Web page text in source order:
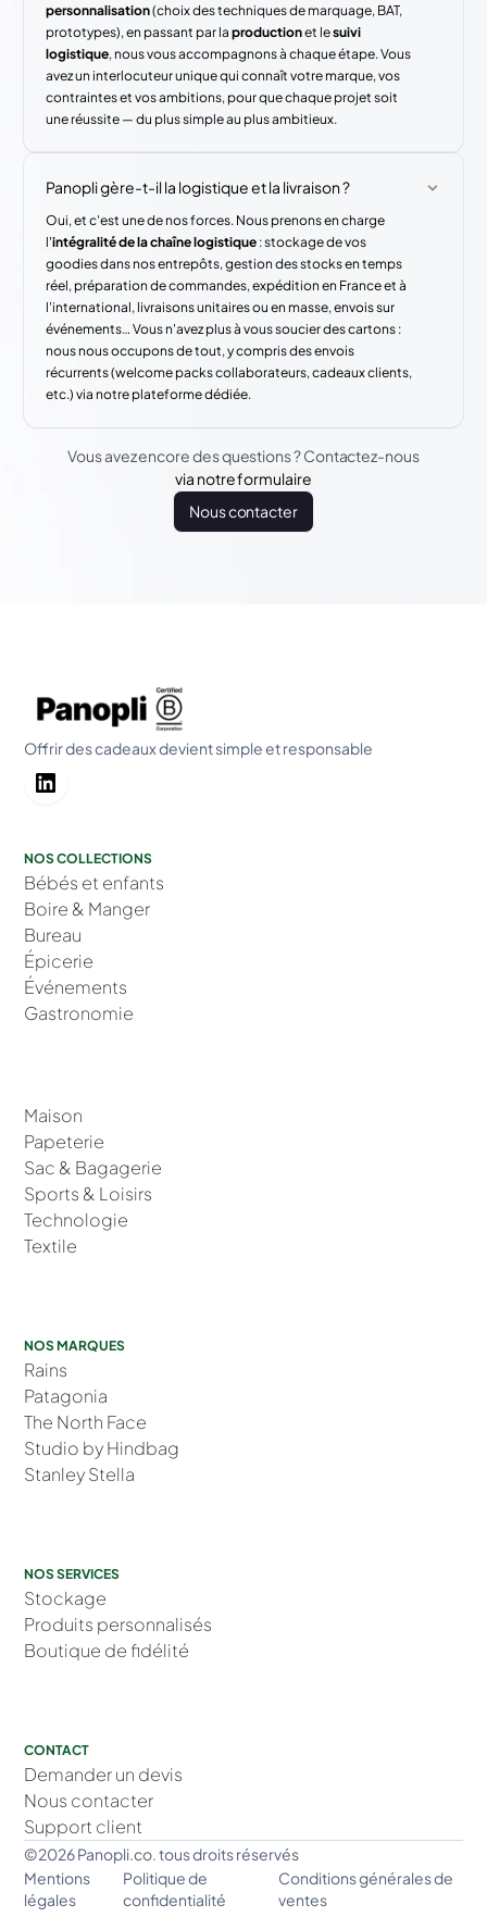
personnalisation(choix des techniques de marquage, BAT,
prototypes), en passant par laproductionet lesuivi
logistique, nous vous accompagnons à chaque étape. Vous
avez un interlocuteur unique qui connaît votre marque, vos
contraintes et vos ambitions, pour que chaque projet soit
une réussite — du plus simple au plus ambitieux.
Panopli gère-t-il la logistique et la livraison ?
Oui, et c'est une de nos forces. Nous prenons en charge
l'intégralité de la chaîne logistique : stockage de vos
goodies dans nos entrepôts, gestion des stocks en temps
réel, préparation de commandes, expédition en France et à
l'international, livraisons unitaires ou en masse, envois sur
événements… Vous n'avez plus à vous soucier des cartons :
nous nous occupons de tout, y compris des envois
récurrents (welcome packs collaborateurs, cadeaux clients,
etc.) via notre plateforme dédiée.
Vous avez encore des questions ? Contactez-nous
via notre formulaire
Nous contacter
Offrir des cadeaux devient simple et responsable
NOS COLLECTIONS
Bébés et enfants
Boire & Manger
Bureau
Épicerie
Événements
Gastronomie
Maison
Papeterie
Sac & Bagagerie
Sports & Loisirs
Technologie
Textile
NOS MARQUES
Rains
Patagonia
The North Face
Studio by Hindbag
Stanley Stella
NOS SERVICES
Stockage
Produits personnalisés
Boutique de fidélité
CONTACT
Demander un devis
Nous contacter
Support client
©2026 Panopli.co. tous droits réservés
Mentions
légales
Politique de
confidentialité
Conditions générales de
ventes